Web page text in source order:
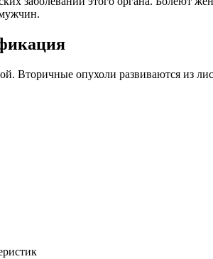
Вторичные опухоли развиваются из